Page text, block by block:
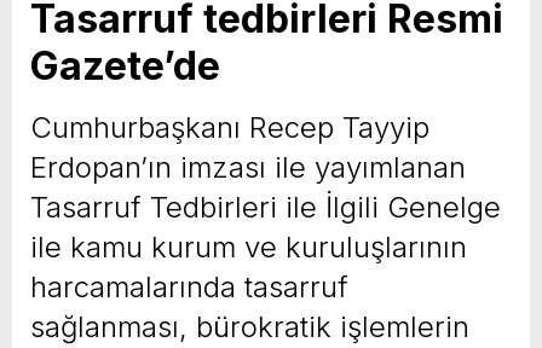
Tasarruf tedbirleri Resmi
Gazete’de
Cumhurbaşkanı Recep Tayyip
Erdopan’ın imzası ile yayımlanan
Tasarruf Tedbirleri ile İlgili Genelge
ile kamu kurum ve kuruluşlarının
harcamalarında tasarruf
sağlanması, bürokratik işlemlerin